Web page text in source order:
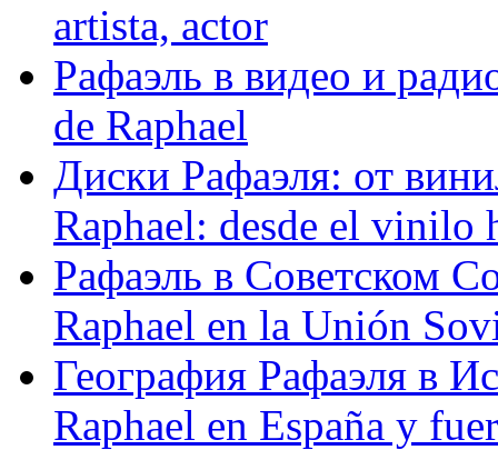
artista, actor
Рафаэль в видео и
de Raphael
Диски Рафаэля: от
Raphael: desde el vinilo
Рафаэль в Советском
Raphael en la Unión
География Рафаэля в
Raphael en España y